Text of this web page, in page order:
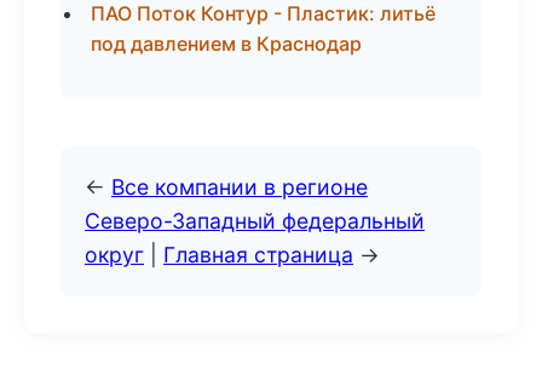
ПАО Поток Контур - Пластик: литьё
под давлением в Краснодар
← Все компании в регионе
Северо-Западный федеральный
округ
Главная страница →